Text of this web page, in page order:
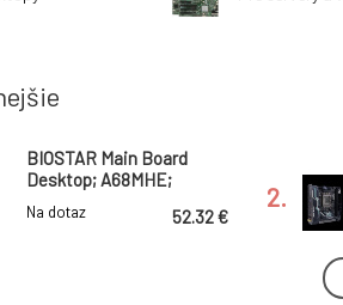
BIOSTAR Main Board
Desktop; A68MHE;
Socket FM2+; AMD A68H;
2x DDR3; PCI-e 3.0 x 16,
Na dotaz 52.32 €
2.